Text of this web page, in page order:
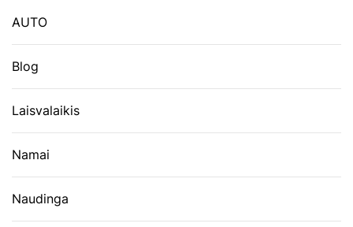
AUTO
Blog
Laisvalaikis
Namai
Naudinga